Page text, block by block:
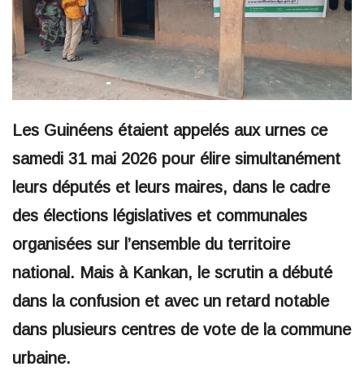
Les Guinéens étaient appelés aux urnes ce
samedi 31 mai 2026 pour élire simultanément
leurs députés et leurs maires, dans le cadre
des élections législatives et communales
organisées sur l’ensemble du territoire
national. Mais à Kankan, le scrutin a débuté
dans la confusion et avec un retard notable
dans plusieurs centres de vote de la commune
urbaine.